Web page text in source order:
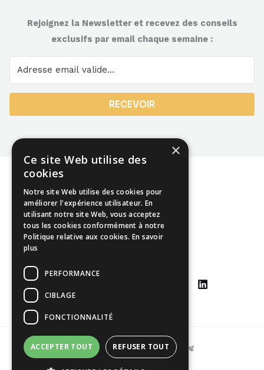
Rejoignez la Newsletter et recevez des conseils
exclusifs par email chaque semaine :
RECEVOIR
Mentions légales
CGU
Copyright © 2026 Johann Yang-Ting
×
Ce site Web utilise des
cookies
Notre site Web utilise des cookies pour
améliorer l'expérience utilisateur. En
utilisant notre site Web, vous acceptez
tous les cookies conformément à notre
Politique relative aux cookies. En savoir
plus
PERFORMANCE
CIBLAGE
FONCTIONNALITÉ
ACCEPTER TOUT REFUSER TOUT